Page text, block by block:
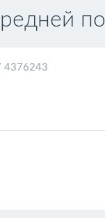
4376243